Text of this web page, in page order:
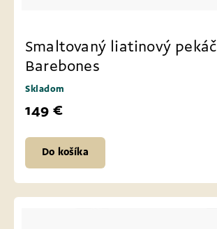
Smaltovaný liatinový pekáč
Barebones
Skladom
149 €
Do košíka